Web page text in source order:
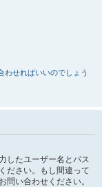
わせればいいのでしょう
したユーザー名とパス
ださい。もし間違って
問い合わせください。